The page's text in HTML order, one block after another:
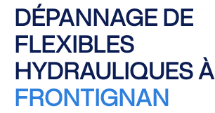
DÉPANNAGE DE
FLEXIBLES
HYDRAULIQUES À
FRONTIGNAN